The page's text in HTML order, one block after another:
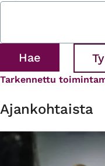
Tarkennettu
Ajankohtaista